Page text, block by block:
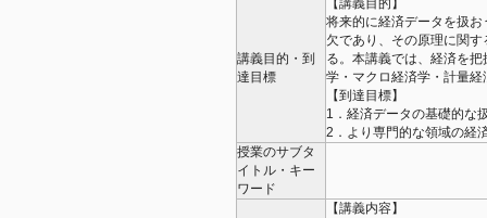
講義目的・到
達目標
【講義目的】
将来的に経済データを扱
欠であり、その原理に関
る。本講義では、経済を
学・マクロ経済学・計量
【到達目標】
1．経済データの基礎的な
2．より専門的な領域の経
授業のサブタ
イトル・キー
ワード
【講義内容】